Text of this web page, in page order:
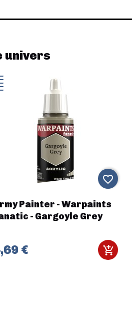
univers
Painter - Warpaints
- Gargoyle Grey
€
favorite_border